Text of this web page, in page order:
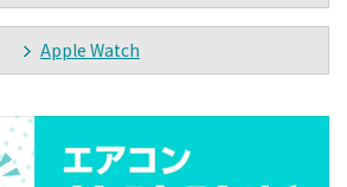
Apple Watch